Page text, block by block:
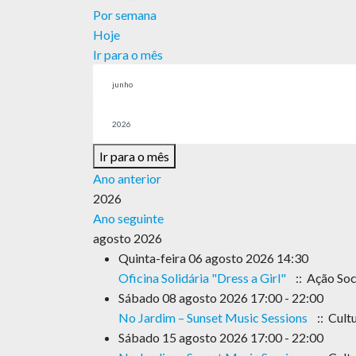
Por semana
Hoje
Ir para o mês
Ir para o mês
Ano anterior
2026
Ano seguinte
agosto 2026
Quinta-feira 06 agosto 2026 14:30
Oficina Solidária "Dress a Girl"
:: Ação
Sábado 08 agosto 2026 17:00 - 22:00
No Jardim – Sunset Music Sessions
::
Sábado 15 agosto 2026 17:00 - 22:00